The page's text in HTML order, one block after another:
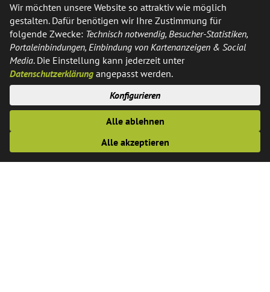
politik sowie alle, die aktiv an der Gestaltung
lebenswerter und nachhaltiger Kommunen mitwirken
möchten.
Anmeldungen sind unter folgendem Link möglich:
https://buleplus-energiewende.de/event/mitreden-
mitgestalten-mittragen-buergerinnen-und-buerger-fuer-
energiewendeprojekte-gewinnen/
Wir möchten unsere Website so attraktiv wie möglich
gestalten. Dafür benötigen wir Ihre Zustimmung für
folgende Zwecke: Technisch notwendig, Besucher-Statistiken,
Portaleinbindungen, Einbindung von Kartenanzeigen & Social
Media. Die Einstellung kann jederzeit unter
Datenschutzerklärung angepasst werden.
Konfigurieren
Alle ablehnen
Alle akzeptieren